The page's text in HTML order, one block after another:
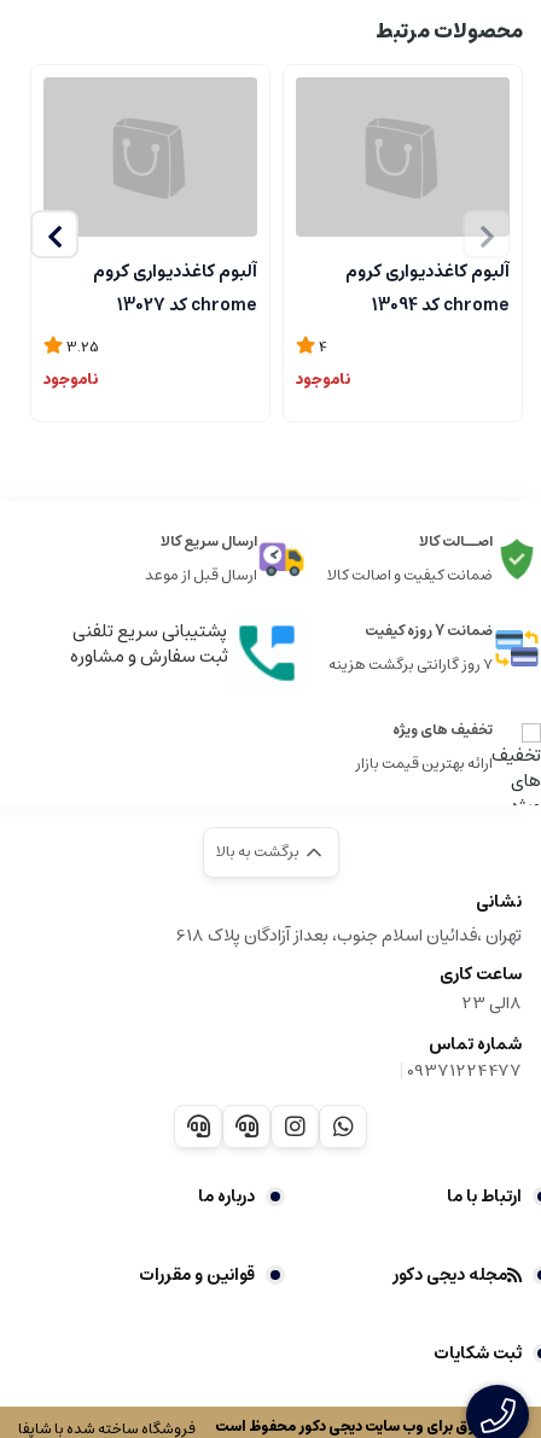
محصولات مرتبط
آلبوم کاغذدیواری کروم
chrome کد 13094
4
ناموجود
آلبوم کاغذدیواری کروم
chrome کد 13027
3.25
ناموجود
اصــالت کالا
ضمانت کیفیت و اصالت کالا
ارسال سریع کالا
ارسال قبل از موعد
ضمانت 7 روزه کیفیت
7 روز گارانتی برگشت هزینه
پشتیبانی سریع تلفنی
ثبت سفارش و مشاوره
تخفیف های ویژه
ارائه بهترین قیمت بازار
برگشت به بالا
نشانی
تهران ،فدائیان اسلام جنوب، بعداز آزادگان پلاک 618
ساعت کاری
8الی 23
شماره تماس
09371224477
|
ارتباط با ما درباره ما
مجله دیجی دکور قوانین و مقررات
ثبت شکایات
کلیه حقوق برای وب سایتدیجی دکورمحفوظ است فروشگاه ساخته شده با شاپفا